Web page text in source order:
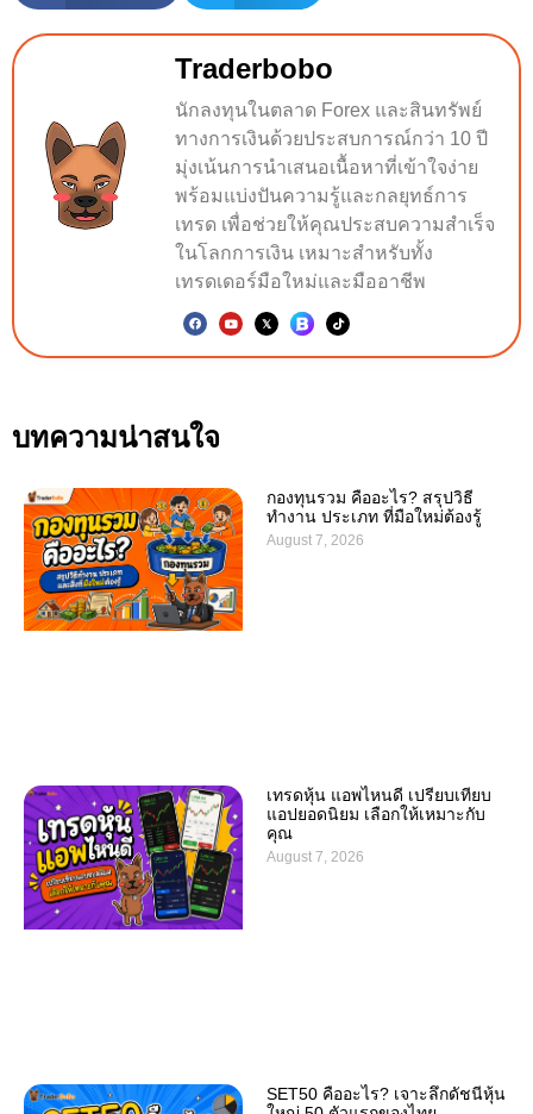
Traderbobo
นักลงทุนในตลาด Forex และสินทรัพย์
ทางการเงินด้วยประสบการณ์กว่า 10 ปี
มุ่งเน้นการนำเสนอเนื้อหาที่เข้าใจง่าย
พร้อมแบ่งปันความรู้และกลยุทธ์การ
เทรด เพื่อช่วยให้คุณประสบความสำเร็จ
ในโลกการเงิน เหมาะสำหรับทั้ง
เทรดเดอร์มือใหม่และมืออาชีพ
บทความน่าสนใจ
กองทุนรวม คืออะไร? สรุปวิธี
ทำงาน ประเภท ที่มือใหม่ต้องรู้
August 7, 2026
เทรดหุ้น แอพไหนดี เปรียบเทียบ
แอปยอดนิยม เลือกให้เหมาะกับ
คุณ
August 7, 2026
SET50 คืออะไร? เจาะลึกดัชนีหุ้น